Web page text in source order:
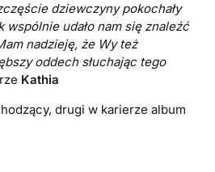
dziewczyny pokochały
wspólnie udało nam się znaleźć
nadzieję, że Wy też
oddech słuchając tego
Kathia
drugi w karierze album